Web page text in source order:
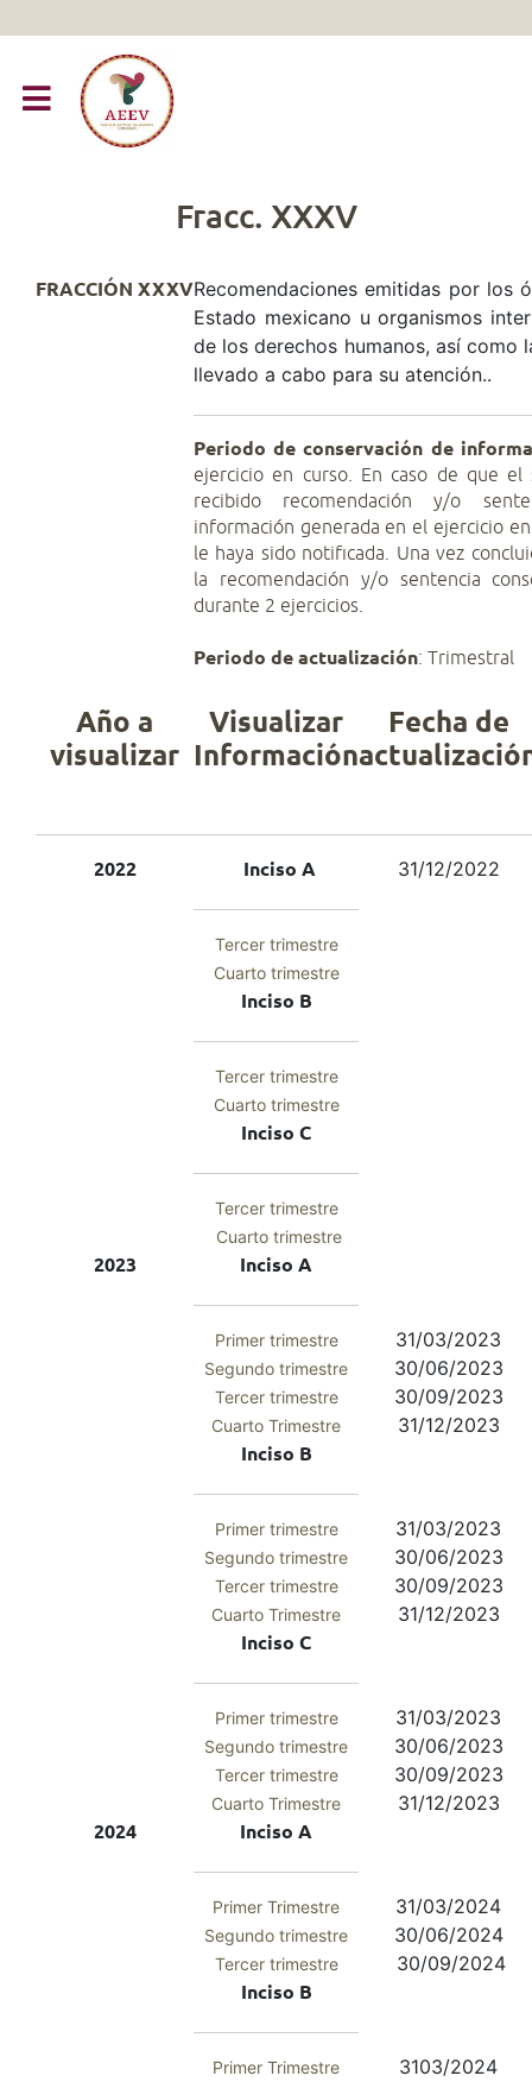
Fracc. XXXV
FRACCIÓN XXXVRecomendaciones emitidas por los
Estado mexicano u organismos
de los derechos humanos, así como
llevado a cabo para su atención..
Periodo de conservación de
ejercicio en curso. En caso de que el
recibido recomendación y/o
información generada en el ejercicio
le haya sido notificada. Una vez
la recomendación y/o sentencia
durante 2 ejercicios.
Periodo de actualización: Trimestral
Año a
visualizar
Visualizar
Información
Fecha de
2022 Inciso A 31/12/2022
Tercer trimestre
Cuarto trimestre
Inciso B
Tercer trimestre
Cuarto trimestre
Inciso C
Tercer trimestre
Cuarto trimestre
2023 Inciso A
Primer trimestre 31/03/2023
Segundo trimestre 30/06/2023
Tercer trimestre 30/09/2023
Cuarto Trimestre 31/12/2023
Inciso B
Primer trimestre 31/03/2023
Segundo trimestre 30/06/2023
Tercer trimestre 30/09/2023
Cuarto Trimestre 31/12/2023
Inciso C
Primer trimestre 31/03/2023
Segundo trimestre 30/06/2023
Tercer trimestre 30/09/2023
Cuarto Trimestre 31/12/2023
2024 Inciso A
Primer Trimestre 31/03/2024
Segundo trimestre 30/06/2024
Tercer trimestre 30/09/2024
Inciso B
Primer Trimestre 3103/2024